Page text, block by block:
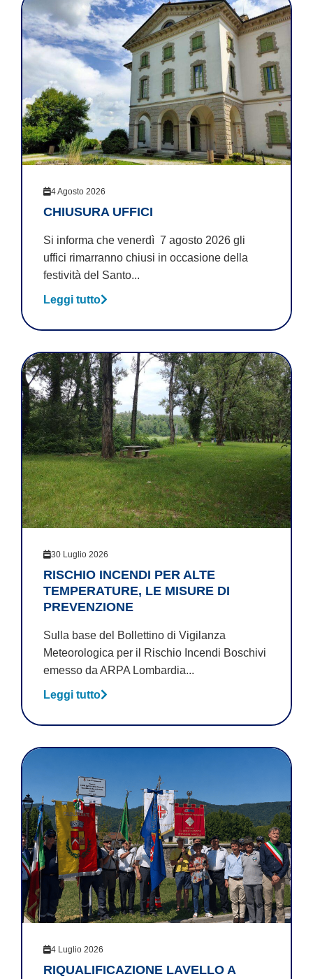
4 Agosto 2026
CHIUSURA UFFICI
Si informa che venerdì 7 agosto 2026 gli
uffici rimarranno chiusi in occasione della
festività del Santo...
Leggi tutto
30 Luglio 2026
RISCHIO INCENDI PER ALTE
TEMPERATURE, LE MISURE DI
PREVENZIONE
Sulla base del Bollettino di Vigilanza
Meteorologica per il Rischio Incendi Boschivi
emesso da ARPA Lombardia...
Leggi tutto
4 Luglio 2026
RIQUALIFICAZIONE LAVELLO A